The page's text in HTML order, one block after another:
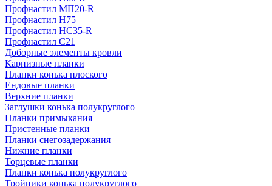
Профнастил МП20-R
Профнастил Н75
Профнастил НС35-R
Профнастил С21
Доборные элементы кровли
Карнизные планки
Планки конька плоского
Ендовые планки
Верхние планки
Заглушки конька полукруглого
Планки примыкания
Пристенные планки
Планки снегозадержания
Нижние планки
Торцевые планки
Планки конька полукруглого
Тройники конька полукруглого